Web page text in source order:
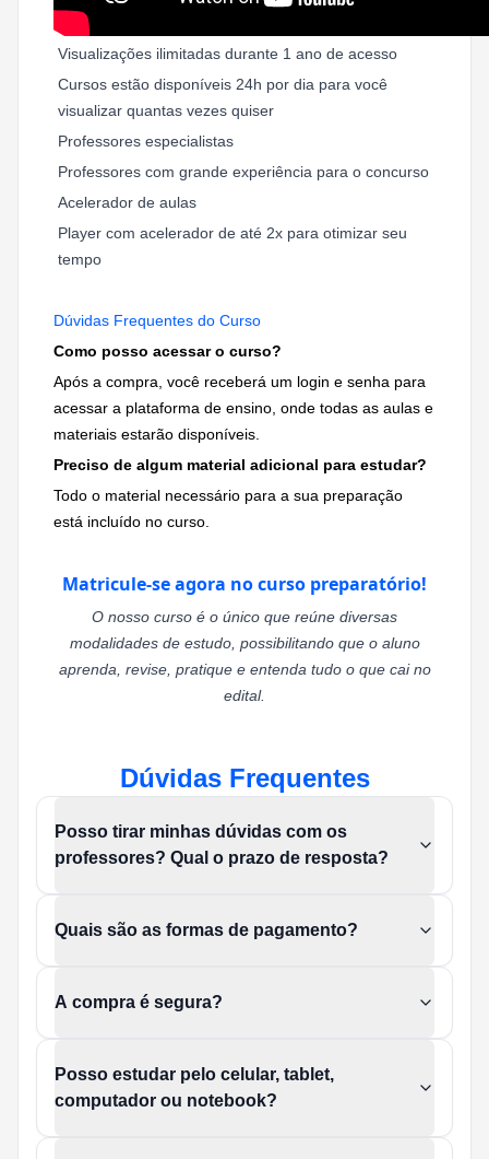
Visualizações ilimitadas durante 1 ano de acesso
Cursos estão disponíveis 24h por dia para você
visualizar quantas vezes quiser
Professores especialistas
Professores com grande experiência para o concurso
Acelerador de aulas
Player com acelerador de até 2x para otimizar seu
tempo
Dúvidas Frequentes do Curso
Como posso acessar o curso?
Após a compra, você receberá um login e senha para
acessar a plataforma de ensino, onde todas as aulas e
materiais estarão disponíveis.
Preciso de algum material adicional para estudar?
Todo o material necessário para a sua preparação
está incluído no curso.
Matricule-se agora no curso preparatório!
O nosso curso é o único que reúne diversas
modalidades de estudo, possibilitando que o aluno
aprenda, revise, pratique e entenda tudo o que cai no
edital.
Dúvidas Frequentes
Posso tirar minhas dúvidas com os
professores? Qual o prazo de resposta?
Quais são as formas de pagamento?
A compra é segura?
Posso estudar pelo celular, tablet,
computador ou notebook?